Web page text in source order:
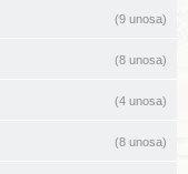
(9 unosa)
(8 unosa)
(4 unosa)
(8 unosa)